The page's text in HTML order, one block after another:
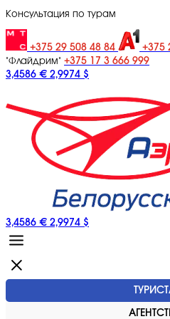
Консультация по турам
+375 29 508 48 84 +375
"Флайдрим" +375 17 3 666 999
3,4586 € 2,9974 $
3,4586 € 2,9974 $